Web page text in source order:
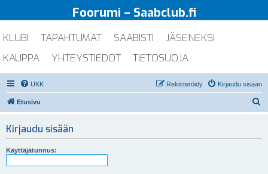
Foorumi – Saabclub.fi
KLUBI TAPAHTUMAT SAABISTI
JÄSENEKSI
KAUPPA
YHTEYSTIEDOT TIETOSUOJA
UKK Kirjaudu sisään
Rekisteröidy
Etusivu
Kirjaudu sisään
Käyttäjätunnus: